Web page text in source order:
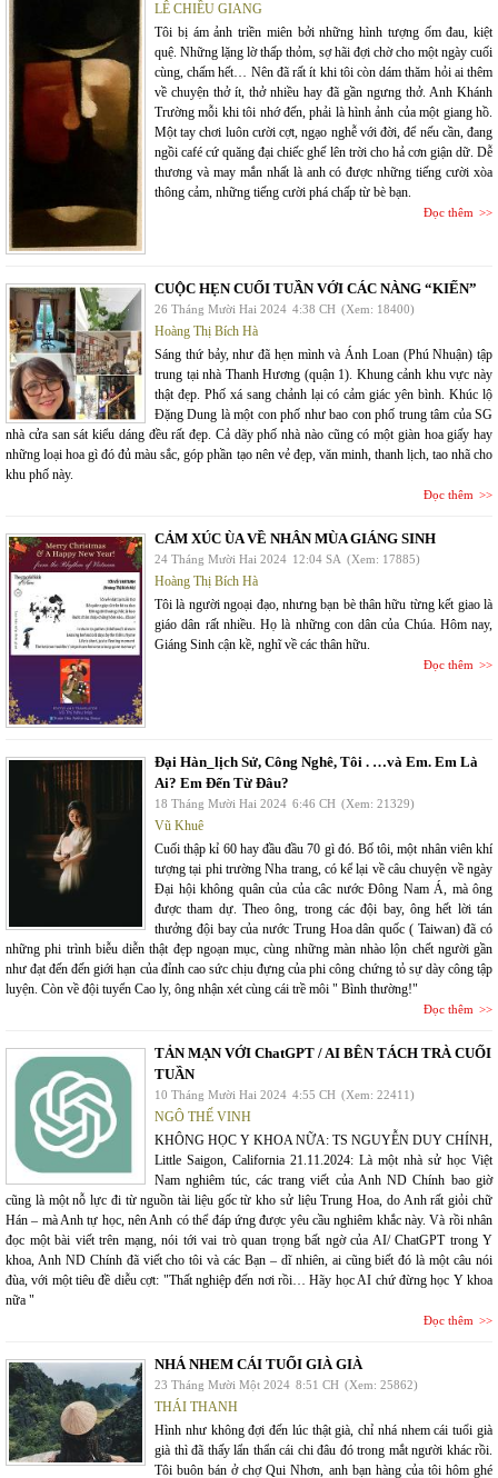
LÊ CHIỀU GIANG
Tôi bị ám ảnh triền miên bởi những hình tượng ốm đau, kiệt
quệ. Những lặng lờ thấp thỏm, sợ hãi đợi chờ cho một ngày cuối
cùng, chấm hết… Nên đã rất ít khi tôi còn dám thăm hỏi ai thêm
về chuyện thở ít, thở nhiều hay đã gần ngưng thở. Anh Khánh
Trường mỗi khi tôi nhớ đến, phải là hình ảnh của một giang hồ.
Một tay chơi luôn cười cợt, ngạo nghễ với đời, để nếu cần, đang
ngồi café cứ quăng đại chiếc ghế lên trời cho hả cơn giận dữ. Dễ
thương và may mắn nhất là anh có được những tiếng cười xòa
thông cảm, những tiếng cười phá chấp từ bè bạn.
Đọc thêm
CUỘC HẸN CUỐI TUẦN VỚI CÁC NÀNG “KIẾN”
26 Tháng Mười Hai 2024 4:38 CH (Xem: 18400)
Hoàng Thị Bích Hà
Sáng thứ bảy, như đã hẹn mình và Ánh Loan (Phú Nhuận) tập
trung tại nhà Thanh Hương (quận 1). Khung cảnh khu vực này
thật đẹp. Phố xá sang chảnh lại có cảm giác yên bình. Khúc lộ
Đặng Dung là một con phố như bao con phố trung tâm của SG
nhà cửa san sát kiểu dáng đều rất đẹp. Cả dãy phố nhà nào cũng có một giàn hoa giấy hay
những loại hoa gì đó đủ màu sắc, góp phần tạo nên vẻ đẹp, văn minh, thanh lịch, tao nhã cho
khu phố này.
Đọc thêm
CẢM XÚC ÙA VỀ NHÂN MÙA GIÁNG SINH
24 Tháng Mười Hai 2024 12:04 SA (Xem: 17885)
Hoàng Thị Bích Hà
Tôi là người ngoại đạo, nhưng bạn bè thân hữu từng kết giao là
giáo dân rất nhiều. Họ là những con dân của Chúa. Hôm nay,
Giáng Sinh cận kề, nghĩ về các thân hữu.
Đọc thêm
Đại Hàn_lịch Sử, Công Nghê, Tôi . …và Em. Em Là
Ai? Em Đến Từ Đâu?
18 Tháng Mười Hai 2024 6:46 CH (Xem: 21329)
Vũ Khuê
Cuối thập kỉ 60 hay đầu đầu 70 gì đó. Bố tôi, một nhân viên khí
tượng tại phi trường Nha trang, có kể lại về câu chuyện về ngày
Đại hội không quân của của câc nước Đông Nam Á, mà ông
được tham dự. Theo ông, trong các đội bay, ông hết lời tán
thưởng đội bay của nước Trung Hoa dân quốc ( Taiwan) đã có
những phi trình biễu diễn thật đẹp ngoạn mục, cùng những màn nhào lộn chết người gần
như đạt đến đến giới hạn của đỉnh cao sức chịu đựng của phi công chứng tỏ sự dày công tập
luyện. Còn về đội tuyển Cao ly, ông nhận xét cùng cái trề môi " Bình thường!"
Đọc thêm
TẢN MẠN VỚI ChatGPT / AI BÊN TÁCH TRÀ CUỐI
TUẦN
10 Tháng Mười Hai 2024 4:55 CH (Xem: 22411)
NGÔ THẾ VINH
KHÔNG HỌC Y KHOA NỮA: TS NGUYỄN DUY CHÍNH,
Little Saigon, California 21.11.2024: Là một nhà sử học Việt
Nam nghiêm túc, các trang viết của Anh ND Chính bao giờ
cũng là một nỗ lực đi từ nguồn tài liệu gốc từ kho sử liệu Trung Hoa, do Anh rất giỏi chữ
Hán – mà Anh tự học, nên Anh có thể đáp ứng được yêu cầu nghiêm khắc này. Và rồi nhân
đọc một bài viết trên mạng, nói tới vai trò quan trọng bất ngờ của AI/ ChatGPT trong Y
khoa, Anh ND Chính đã viết cho tôi và các Bạn – dĩ nhiên, ai cũng biết đó là một câu nói
đùa, với một tiêu đề diễu cợt: "Thất nghiệp đến nơi rồi… Hãy học AI chứ đừng học Y khoa
nữa "
Đọc thêm
NHÁ NHEM CÁI TUỔI GIÀ GIÀ
23 Tháng Mười Một 2024 8:51 CH (Xem: 25862)
THÁI THANH
Hình như không đợi đến lúc thật già, chỉ nhá nhem cái tuổi già
già thì đã thấy lẩn thẩn cái chi đâu đó trong mắt người khác rồi.
Tôi buôn bán ở chợ Qui Nhơn, anh bạn hàng của tôi hôm ghé